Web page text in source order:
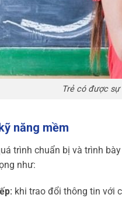
Trẻ có được
năng mềm
trình chuẩn bị và trình
như:
khi trao đổi thông tin với